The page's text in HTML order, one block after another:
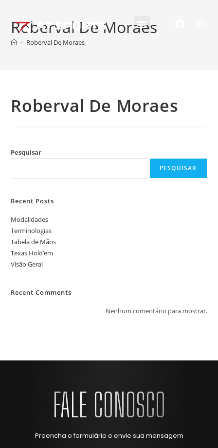
Roberval De Moraes
> Roberval De Moraes
Roberval De Moraes
Pesquisar
PESQUISAR
Recent Posts
Modalidades
Terminologias
Tabela de Mãos
Texas Hold’em
Visão Geral
Recent Comments
Nenhum comentário para mostrar.
FALE CONOSCO
Preencha o formulário e envie sua mensagem